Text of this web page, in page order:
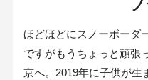
ほどほどにスノーボーダ
ですがもうちょっと頑張
京へ。2019年に子供が生